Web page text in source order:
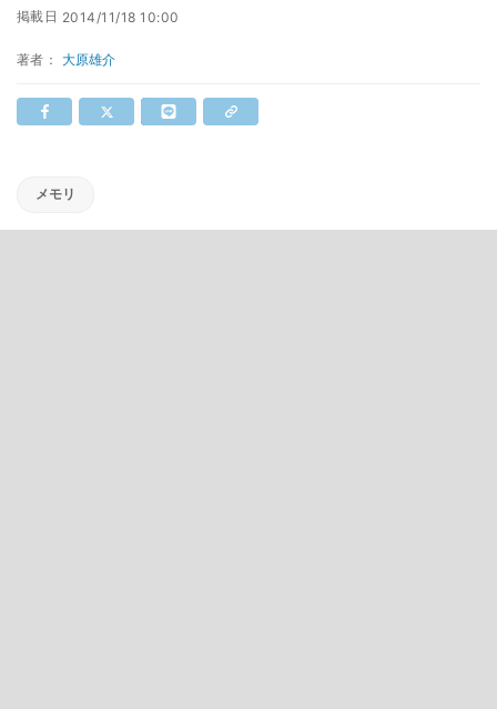
掲載日 2014/11/18 10:00
著者： 大原雄介
メモリ